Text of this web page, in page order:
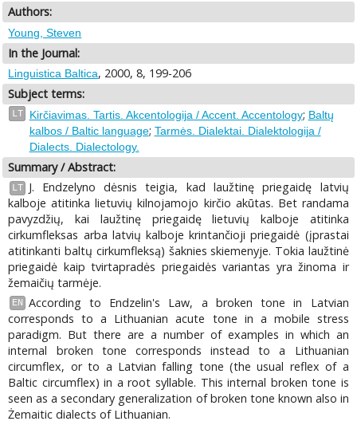
Authors:
Young, Steven
In the Journal:
Linguistica Baltica, 2000, 8, 199-206
Subject terms:
LT Kirčiavimas. Tartis. Akcentologija / Accent. Accentology; Baltų
kalbos / Baltic language; Tarmės. Dialektai. Dialektologija /
Dialects. Dialectology.
Summary / Abstract:
LT
J. Endzelyno dėsnis teigia, kad laužtinę priegaidę latvių
kalboje atitinka lietuvių kilnojamojo kirčio akūtas. Bet randama
pavyzdžių, kai laužtinę priegaidę lietuvių kalboje atitinka
cirkumfleksas arba latvių kalboje krintančioji priegaidė (įprastai
atitinkanti baltų cirkumfleksą) šaknies skiemenyje. Tokia laužtinė
priegaidė kaip tvirtapradės priegaidės variantas yra žinoma ir
žemaičių tarmėje.
EN
According to Endzelin's Law, a broken tone in Latvian
corresponds to a Lithuanian acute tone in a mobile stress
paradigm. But there are a number of examples in which an
internal broken tone corresponds instead to a Lithuanian
circumflex, or to a Latvian falling tone (the usual reflex of a
Baltic circumflex) in a root syllable. This internal broken tone is
seen as a secondary generalization of broken tone known also in
Żemaitic dialects of Lithuanian.